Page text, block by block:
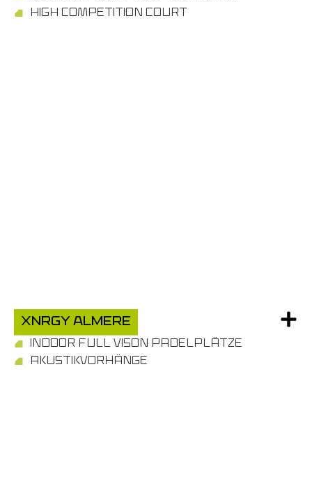
HIGH COMPETITION COURT
xnrgy almere
INDOOR FULL VISON PADELPLÄTZE
AKUSTIKVORHÄNGE